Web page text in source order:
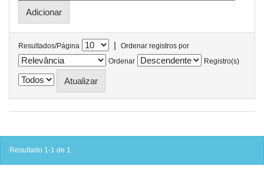
Resultados/Página |
Ordenar registros por
Ordenar
Registro(s)
Resultado 1-1 de 1.